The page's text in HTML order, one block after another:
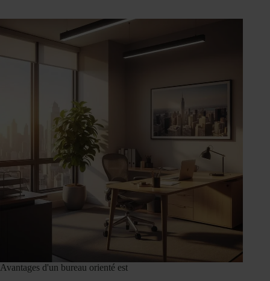
Avantages d'un bureau orienté est